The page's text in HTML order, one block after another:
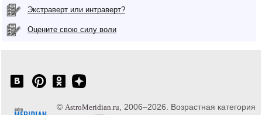
Экстраверт или интраверт?
Оцените свою силу воли
© AstroMeridian.ru , 2006–2026. Возрастная категория